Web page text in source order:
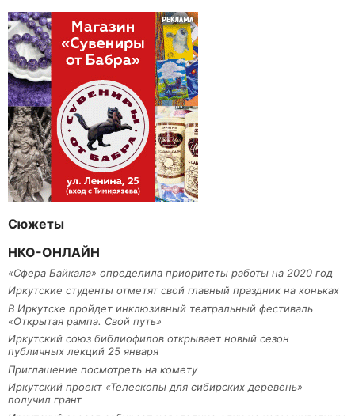
Сюжеты
НКО-ОНЛАЙН
«Сфера Байкала» определила приоритеты работы на 2020 год
Иркутские студенты отметят свой главный праздник на коньках
В Иркутске пройдет инклюзивный театральный фестиваль
«Открытая рампа. Свой путь»
Иркутский союз библиофилов открывает новый сезон
публичных лекций 25 января
Приглашение посмотреть на комету
Иркутский проект «Телескопы для сибирских деревень»
получил грант